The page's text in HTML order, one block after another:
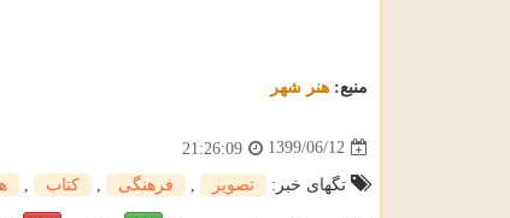
منبع: هنر شهر
1399/06/12
21:26:09
تگهای خبر: تصویر فرهنگی كتاب